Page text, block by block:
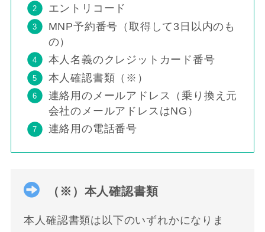
エントリコード
MNP予約番号（取得して3日以内のも
の）
本人名義のクレジットカード番号
本人確認書類（※）
連絡用のメールアドレス（乗り換え元
会社のメールアドレスはNG）
連絡用の電話番号
（※）本人確認書類
本人確認書類は以下のいずれかになりま